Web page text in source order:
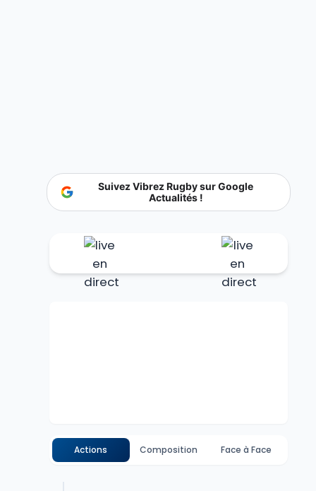
Suivez Vibrez Rugby sur Google
Actualités !
Actions Composition Face à Face